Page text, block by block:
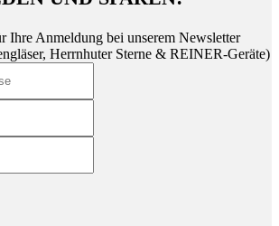
Ihre Anmeldung bei unserem Newsletter
Herrnhuter Sterne & REINER-Geräte)